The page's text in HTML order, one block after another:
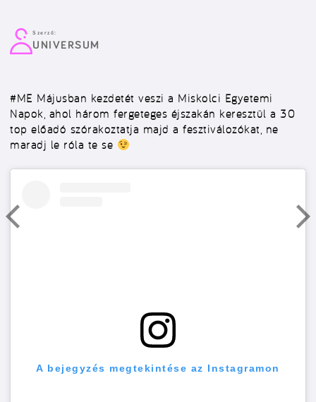
Szerző:
UNIVERSUM
#ME Májusban kezdetét veszi a Miskolci Egyetemi
Napok, ahol három fergeteges éjszakán keresztül a 30
top előadó szórakoztatja majd a fesztiválozókat, ne
maradj le róla te se
A bejegyzés megtekintése az Instagramon